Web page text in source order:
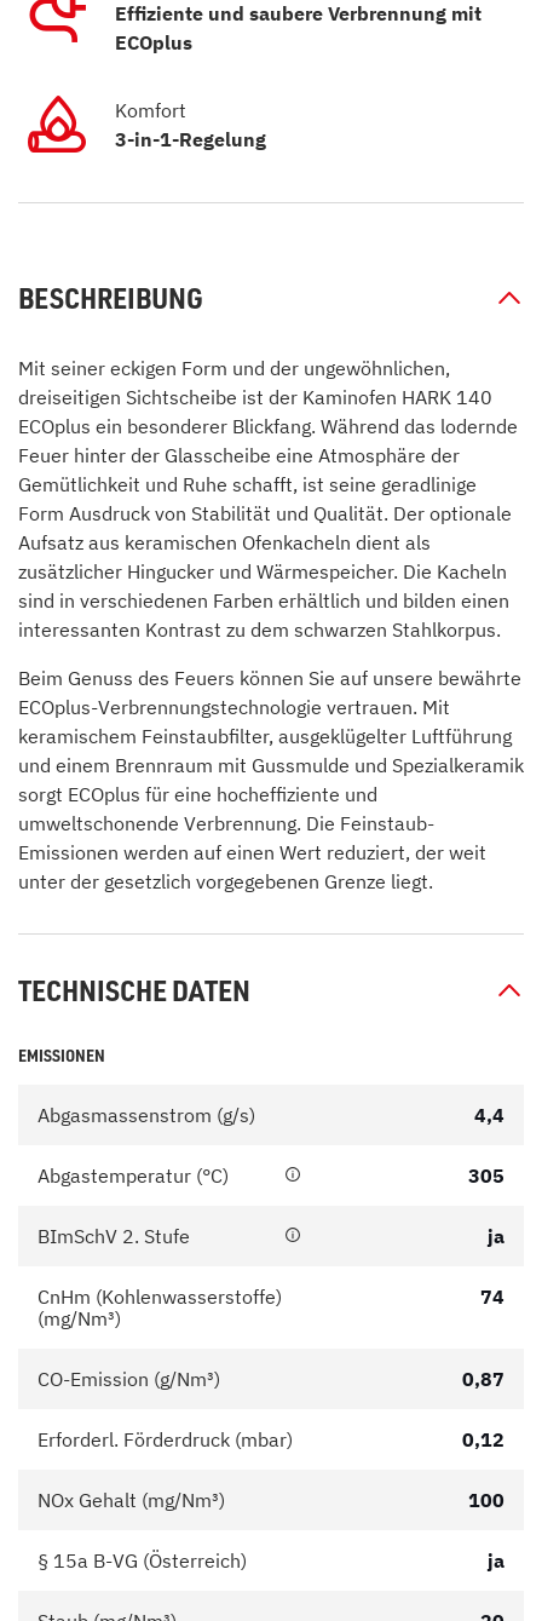
Effiziente und saubere Verbrennung mit
ECOplus
Komfort
3-in-1-Regelung
BESCHREIBUNG
Mit seiner eckigen Form und der ungewöhnlichen,
dreiseitigen Sichtscheibe ist der Kaminofen HARK 140
ECOplus ein besonderer Blickfang. Während das lodernde
Feuer hinter der Glasscheibe eine Atmosphäre der
Gemütlichkeit und Ruhe schafft, ist seine geradlinige
Form Ausdruck von Stabilität und Qualität. Der optionale
Aufsatz aus keramischen Ofenkacheln dient als
zusätzlicher Hingucker und Wärmespeicher. Die Kacheln
sind in verschiedenen Farben erhältlich und bilden einen
interessanten Kontrast zu dem schwarzen Stahlkorpus.
Beim Genuss des Feuers können Sie auf unsere bewährte
ECOplus-Verbrennungstechnologie vertrauen. Mit
keramischem Feinstaubfilter, ausgeklügelter Luftführung
und einem Brennraum mit Gussmulde und Spezialkeramik
sorgt ECOplus für eine hocheffiziente und
umweltschonende Verbrennung. Die Feinstaub-
Emissionen werden auf einen Wert reduziert, der weit
unter der gesetzlich vorgegebenen Grenze liegt.
TECHNISCHE DATEN
EMISSIONEN
Abgasmassenstrom (g/s) 4,4
Abgastemperatur (°C) 305
BImSchV 2. Stufe ja
CnHm (Kohlenwasserstoffe)
(mg/Nm³)
74
CO-Emission (g/Nm³) 0,87
Erforderl. Förderdruck (mbar) 0,12
NOx Gehalt (mg/Nm³) 100
§ 15a B-VG (Österreich) ja